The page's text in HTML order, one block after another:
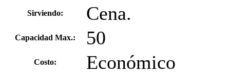
Sirviendo: Cena.
Capacidad Max.: 50
Costo: Económico